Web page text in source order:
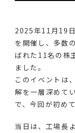
2025年11月19
を開催し、多数
ばれた11名の株
ました。
このイベントは
解を一層深めて
で、今回が初め
当日は、工場長